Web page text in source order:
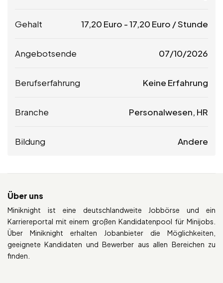
Gehalt 17,20 Euro -17,20 Euro / Stunde
Angebotsende 07/10/2026
Berufserfahrung Keine Erfahrung
Branche Personalwesen, HR
Bildung Andere
Über uns
Miniknight ist eine deutschlandweite Jobbörse und ein
Karriereportal mit einem großen Kandidatenpool für Minijobs.
Über Miniknight erhalten Jobanbieter die Möglichkeiten,
geeignete Kandidaten und Bewerber aus allen Bereichen zu
finden.